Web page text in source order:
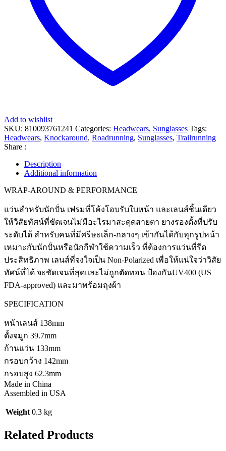
Add to wishlist
SKU: 810093761241 Categories: Headwears, Sunglasses Tags:
Headwears, Knockaround, Roadrunning, Sunglasses, Trailrunning
Share :
Description
Additional information
WRAP-AROUND & PERFORMANCE
แว่นสำหรับนักปั่น เฟรมที่โค้งโอบรับใบหน้า และเลนส์ชิ้นเดียว
ให้วิสัยทัศน์ที่ชัดเจนไม่มีอะไรมาสะดุดสายตา ยางรองดั้งที่ปรับ
ระดับได้ สำหรับคนที่มีศรีษะเล็ก-กลางๆ เข้ากันได้กับทุกรูปหน้า
เหมาะกับนักปั่นหรือนักกีฬาใช้ความเร็ว ที่ต้องการแว่นที่รีด
ประสิทธิภาพ เลนส์ที่จงใจเป็น Non-Polarized เพื่อให้แน่ใจว่าวิสัย
ทัศน์ที่ได้ จะชัดเจนที่สุดและไม่ถูกตัดทอน ป้องกันUV400 (US
FDA-approved) และมาพร้อมถุงผ้า
SPECIFICATION
หน้าเลนส์ 138mm
ดั้งจมูก 39.7mm
ก้านแว่น 133mm
กรอบกว้าง 142mm
กรอบสูง 62.3mm
Made in China
Assembled in USA
Weight 0.3 kg
Related Products